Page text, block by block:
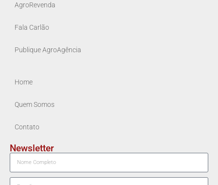
AgroRevenda
Fala Carlão
Publique AgroAgência
Home
Quem Somos
Contato
Newsletter